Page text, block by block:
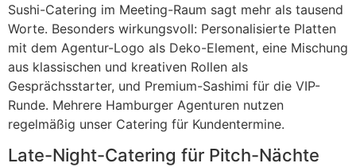
Sushi-Catering im Meeting-Raum sagt mehr als tausend
Worte. Besonders wirkungsvoll: Personalisierte Platten
mit dem Agentur-Logo als Deko-Element, eine Mischung
aus klassischen und kreativen Rollen als
Gesprächsstarter, und Premium-Sashimi für die VIP-
Runde. Mehrere Hamburger Agenturen nutzen
regelmäßig unser Catering für Kundentermine.
Late-Night-Catering für Pitch-Nächte